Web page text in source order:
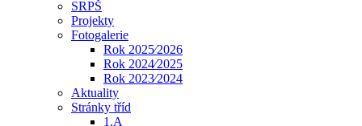
SRPŠ
Projekty
Fotogalerie
Rok 2025⁄2026
Rok 2024⁄2025
Rok 2023⁄2024
Aktuality
Stránky tříd
1.A